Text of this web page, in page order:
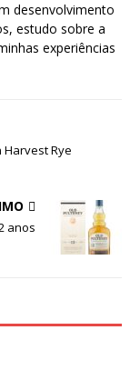
desenvolvimento
estudo sobre a
experiências
Harvest Rye
anos